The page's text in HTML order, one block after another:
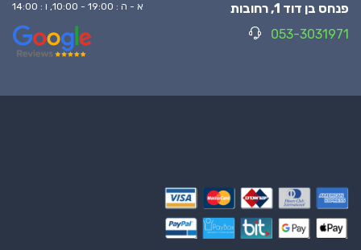
פנחס בן דוד 1, רחובות א - ה : 19:00 - 10:00, ו : 14:00
053-3031971